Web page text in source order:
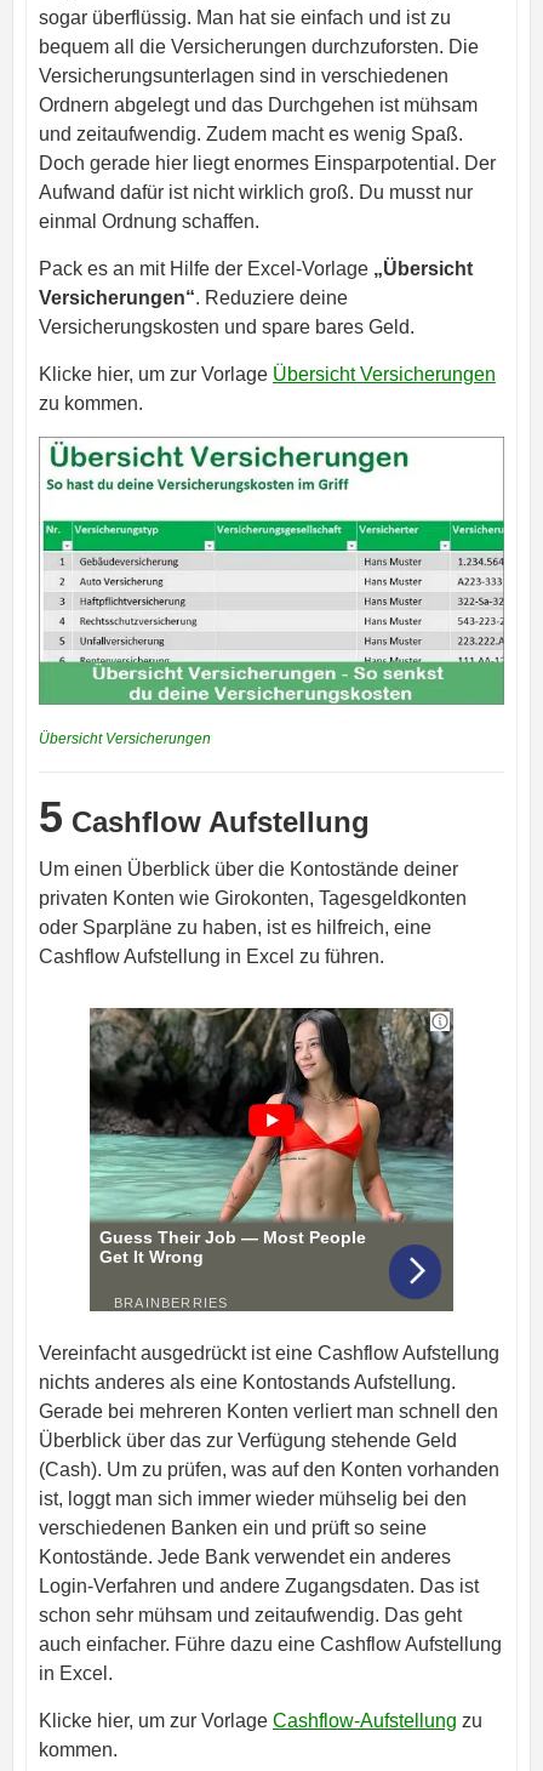
sogar überflüssig. Man hat sie einfach und ist zu
bequem all die Versicherungen durchzuforsten. Die
Versicherungsunterlagen sind in verschiedenen
Ordnern abgelegt und das Durchgehen ist mühsam
und zeitaufwendig. Zudem macht es wenig Spaß.
Doch gerade hier liegt enormes Einsparpotential. Der
Aufwand dafür ist nicht wirklich groß. Du musst nur
einmal Ordnung schaffen.
Pack es an mit Hilfe der Excel-Vorlage „Übersicht
Versicherungen“. Reduziere deine
Versicherungskosten und spare bares Geld.
Klicke hier, um zur Vorlage Übersicht Versicherungen
zu kommen.
Übersicht Versicherungen
5 Cashflow Aufstellung
Um einen Überblick über die Kontostände deiner
privaten Konten wie Girokonten, Tagesgeldkonten
oder Sparpläne zu haben, ist es hilfreich, eine
Cashflow Aufstellung in Excel zu führen.
Vereinfacht ausgedrückt ist eine Cashflow Aufstellung
nichts anderes als eine Kontostands Aufstellung.
Gerade bei mehreren Konten verliert man schnell den
Überblick über das zur Verfügung stehende Geld
(Cash). Um zu prüfen, was auf den Konten vorhanden
ist, loggt man sich immer wieder mühselig bei den
verschiedenen Banken ein und prüft so seine
Kontostände. Jede Bank verwendet ein anderes
Login-Verfahren und andere Zugangsdaten. Das ist
schon sehr mühsam und zeitaufwendig. Das geht
auch einfacher. Führe dazu eine Cashflow Aufstellung
in Excel.
Klicke hier, um zur Vorlage Cashflow-Aufstellung zu
kommen.